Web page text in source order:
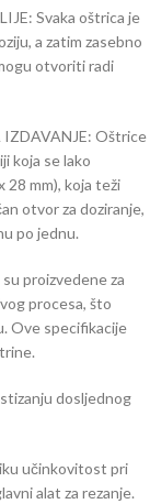
Svaka oštrica je
a zatim zasebno
otvoriti radi
Oštrice
koja se lako
28 mm), koja teži
otvor za doziranje,
po jednu.
proizvedene za
procesa, što
Ove specifikacije
dosljednog
učinkovitost pri
alat za rezanje.